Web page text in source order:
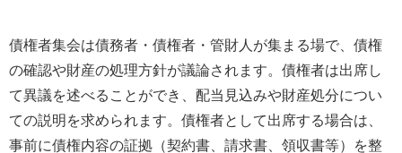
債権者集会は債務者・債権者・管財人が集まる場で、債権
の確認や財産の処理方針が議論されます。債権者は出席し
て異議を述べることができ、配当見込みや財産処分につい
ての説明を求められます。債権者として出席する場合は、
事前に債権内容の証拠（契約書、請求書、領収書等）を整